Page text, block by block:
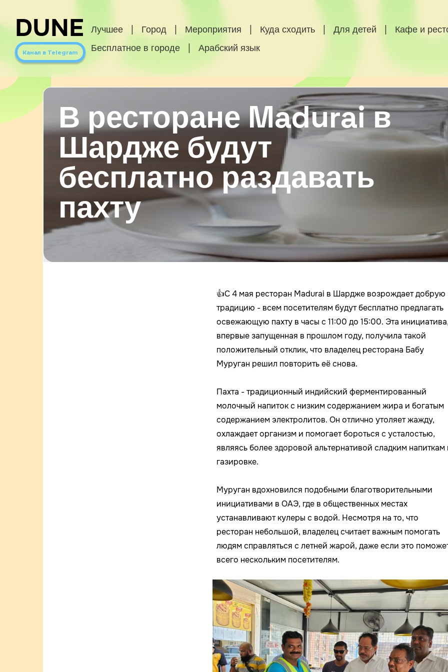
DUNE
Канал в Telegram
Лучшее Город Мероприятия Куда сходить Для детей
Кафе и
Бесплатное в городе
Арабский язык
В ресторане Madurai в
Шардже будут
бесплатно раздавать
пахту
👍С 4 мая ресторан Madurai в Шардже возрождает добрую
традицию - всем посетителям будут бесплатно предлагать
освежающую пахту в часы с 11:00 до 15:00. Эта
впервые запущенная в прошлом году, получила такой
положительный отклик, что владелец ресторана Бабу
Муруган решил повторить её снова.
Пахта - традиционный индийский ферментированный
молочный напиток с низким содержанием жира и богатым
содержанием электролитов. Он отлично утоляет жажду,
охлаждает организм и помогает бороться с усталостью,
являясь более здоровой альтернативой сладким напиткам
газировке.
Муруган вдохновился подобными благотворительными
инициативами в ОАЭ, где в общественных местах
устанавливают кулеры с водой. Несмотря на то, что
ресторан небольшой, владелец считает важным помогать
людям справляться с летней жарой, даже если это
всего нескольким посетителям.